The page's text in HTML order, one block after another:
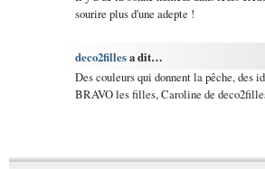
sourire plus d'une adepte !
deco2fillesa dit…
Des couleurs qui donnent la pêche, des
BRAVO les filles, Caroline de